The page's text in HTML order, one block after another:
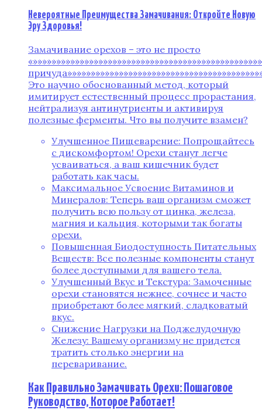
Невероятные Преимущества Замачивания: Откройте Новую
Эру Здоровья!
Замачивание орехов – это не просто
Это научно обоснованный метод, который
имитирует естественный процесс прорастания,
нейтрализуя антинутриенты и активируя
полезные ферменты. Что вы получите взамен?
Улучшенное Пищеварение: Попрощайтесь
с дискомфортом! Орехи станут легче
усваиваться, а ваш кишечник будет
работать как часы.
Максимальное Усвоение Витаминов и
Минералов: Теперь ваш организм сможет
получить всю пользу от цинка, железа,
магния и кальция, которыми так богаты
орехи.
Повышенная Биодоступность Питательных
Веществ: Все полезные компоненты станут
более доступными для вашего тела.
Улучшенный Вкус и Текстура: Замоченные
орехи становятся нежнее, сочнее и часто
приобретают более мягкий, сладковатый
вкус.
Снижение Нагрузки на Поджелудочную
Железу: Вашему организму не придется
тратить столько энергии на
переваривание.
Как Правильно Замачивать Орехи: Пошаговое
Руководство, Которое Работает!